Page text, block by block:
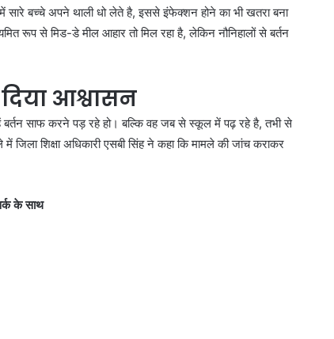
में सारे बच्चे अपने थाली धो लेते है, इससे इंफेक्शन होने का भी खतरा बना
रूप से मिड-डे मील आहार तो मिल रहा है, लेकिन नौनिहालों से बर्तन
दिया आश्वासन
बर्तन साफ करने पड़ रहे हो। बल्कि वह जब से स्कूल में पढ़ रहे है, तभी से
शिक्षा अधिकारी एसबी सिंह ने कहा कि मामले की जांच कराकर
के साथ